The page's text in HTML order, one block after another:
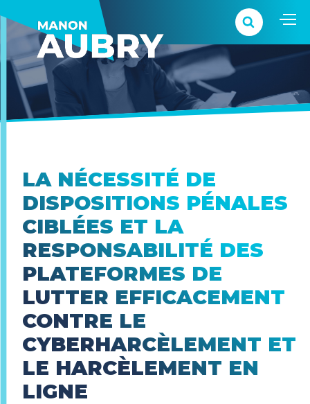
LA NÉCESSITÉ DE
DISPOSITIONS PÉNALES
CIBLÉES ET LA
RESPONSABILITÉ DES
PLATEFORMES DE
LUTTER EFFICACEMENT
CONTRE LE
CYBERHARCÈLEMENT ET
LE HARCÈLEMENT EN
LIGNE